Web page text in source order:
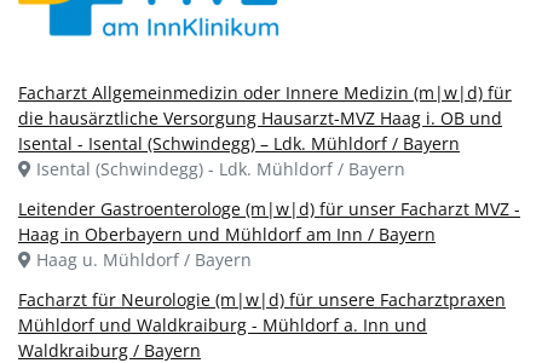
Facharzt Allgemeinmedizin oder Innere Medizin (m|w|d) für
die hausärztliche Versorgung Hausarzt-MVZ Haag i. OB und
Isental - Isental (Schwindegg) – Ldk. Mühldorf / Bayern
Isental (Schwindegg) - Ldk. Mühldorf / Bayern
Leitender Gastroenterologe (m|w|d) für unser Facharzt MVZ -
Haag in Oberbayern und Mühldorf am Inn / Bayern
Haag u. Mühldorf / Bayern
Facharzt für Neurologie (m|w|d) für unsere Facharztpraxen
Mühldorf und Waldkraiburg - Mühldorf a. Inn und
Waldkraiburg / Bayern